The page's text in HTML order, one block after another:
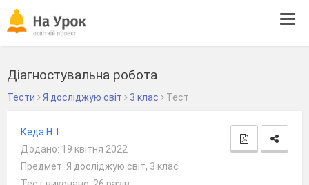
Діагностувальна робота
Тести Я досліджую світ 3 клас Тест
Кеда Н. І.
Додано: 19 квітня 2022
Предмет: Я досліджую світ, 3 клас